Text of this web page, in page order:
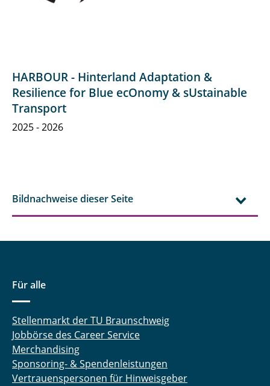
HARBOUR - Hinterland Adaptation &
Resilience for Blue ecOnomy & sUstainable
Transport
2025 - 2026
Bildnachweise dieser Seite
Für alle
Stellenmarkt der TU Braunschweig
Jobbörse des Career Service
Merchandising
Sponsoring- & Spendenleistungen
Vertrauenspersonen für Hinweisgeber